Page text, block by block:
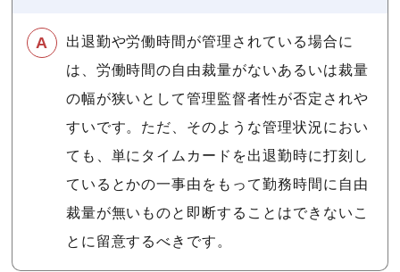
出退勤や労働時間が管理されている場合に
は、労働時間の自由裁量がないあるいは裁量
の幅が狭いとして管理監督者性が否定されや
すいです。ただ、そのような管理状況におい
ても、単にタイムカードを出退勤時に打刻し
ているとかの一事由をもって勤務時間に自由
裁量が無いものと即断することはできないこ
とに留意するべきです。